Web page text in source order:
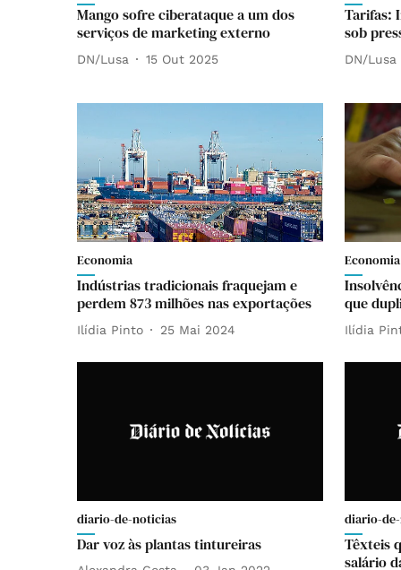
Mango sofre ciberataque a um dos
serviços de marketing externo
DN/Lusa 15 Out 2025
Tarifas:
sob
DN/Lusa
Economia
Indústrias tradicionais fraquejam e
perdem 873 milhões nas exportações
Ilídia Pinto 25 Mai 2024
Economia
que
Ilídia
diario-de-noticias
Dar voz às plantas tintureiras
diario-
Têxteis
salário